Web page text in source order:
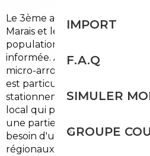
Le 3ème arrondissement de
Marais et les Grands
population urbaine exigeante,
informée. Avec environ 34
micro-arrondissement dense,
est particulier : peu de
stationnement rarissimes et
local qui pratique des prix
une partie des résidents ou
besoin d'un véhicule — pour
régionaux, professionnels ou
IMPORT
F.A.Q
SIMULER
GROUPE